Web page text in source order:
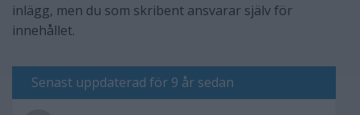
inlägg, men du som skribent ansvarar själv för
innehållet.
Senast uppdaterad för 9 år sedan